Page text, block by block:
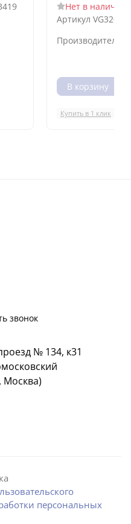
Нет в наличии
Артикул
Производитель
В корзину
Купить в 1 клик
звонок
№ 134, к31
Москва)
персональных